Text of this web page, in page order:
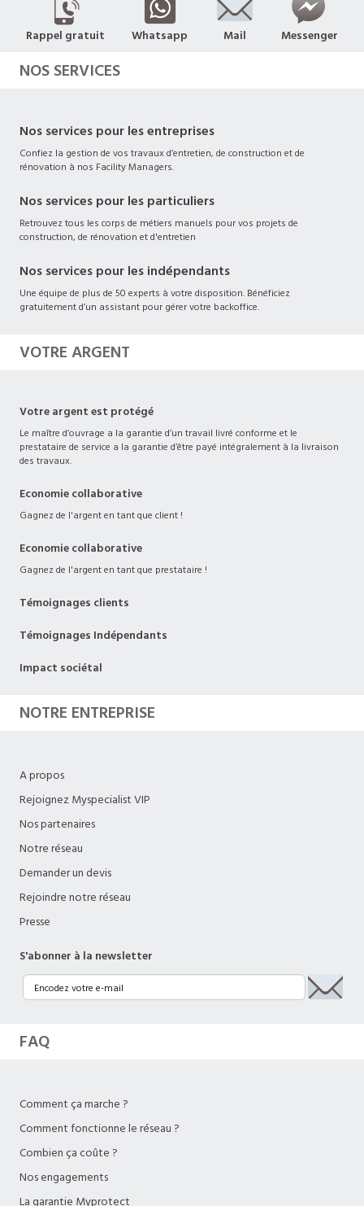
Rappel gratuit Whatsapp Mail Messenger
NOS SERVICES
Nos services pour les entreprises
Confiez la gestion de vos travaux d’entretien, de construction et de
rénovation à nos Facility Managers.
Nos services pour les particuliers
Retrouvez tous les corps de métiers manuels pour vos projets de
construction, de rénovation et d'entretien
Nos services pour les indépendants
Une équipe de plus de 50 experts à votre disposition. Bénéficiez
gratuitement d’un assistant pour gérer votre backoffice.
VOTRE ARGENT
Votre argent est protégé
Le maître d’ouvrage a la garantie d’un travail livré conforme et le
prestataire de service a la garantie d’être payé intégralement à la livraison
des travaux.
Economie collaborative
Gagnez de l'argent en tant que client !
Economie collaborative
Gagnez de l'argent en tant que prestataire !
Témoignages clients
Témoignages Indépendants
Impact sociétal
NOTRE ENTREPRISE
A propos
Rejoignez Myspecialist VIP
Nos partenaires
Notre réseau
Demander un devis
Rejoindre notre réseau
Presse
S'abonner à la newsletter
FAQ
Comment ça marche ?
Comment fonctionne le réseau ?
Combien ça coûte ?
Nos engagements
La garantie Myprotect